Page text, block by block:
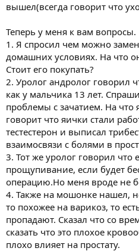
вышел(всегда говорит что
Теперь у меня к вам вопросы.
1. Я спросил чем можно
домашних условиях. На что
Стоит его покупать?
2. Уролог андролог говорил
как у мальчика 13 лет.
проблемы с зачатием. На что
говорит что яички стали
тестестерон и выписал
взаимосвязи с болями в
3. Тот же уролог говорил что
прощупивание, если будет
операцию.Но меня вроде не
4. Также на мошонке нашел,
то похожее на варикоз, то
пропадают. Сказал что со
сказать что это плохое
плохо влияет на простату.